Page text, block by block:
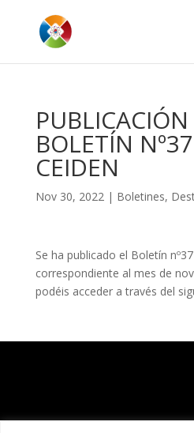
BOLETÍN
CEIDEN
Nov 30, 2022| Boletines,
Se ha publicado el Boletín
correspondiente al mes de
podéis acceder a través del